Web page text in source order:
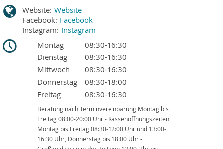
Website: Website
Facebook: Facebook
Instagram: Instagram
Montag
08:30-16:30
Dienstag
08:30-16:30
Mittwoch
08:30-16:30
Donnerstag
08:30-18:00
Freitag
08:30-16:30
Beratung nach Terminvereinbarung Montag bis
Freitag 08:00-20:00 Uhr - Kassenöffnungszeiten
Montag bis Freitag 08:30-12:00 Uhr und 13:00-
16:30 Uhr, Donnerstag bis 18:00 Uhr -